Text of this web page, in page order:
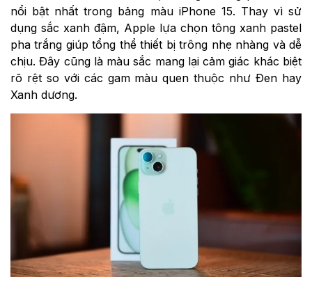
nổi bật nhất trong bảng màu iPhone 15. Thay vì sử
dụng sắc xanh đậm, Apple lựa chọn tông xanh pastel
pha trắng giúp tổng thể thiết bị trông nhẹ nhàng và dễ
chịu. Đây cũng là màu sắc mang lại cảm giác khác biệt
rõ rệt so với các gam màu quen thuộc như Đen hay
Xanh dương.